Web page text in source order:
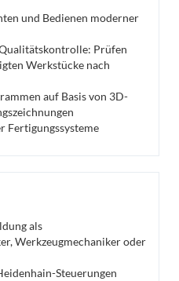
und Bedienen moderner
Prüfen
Werkstücke nach
auf Basis von 3D-
Fertigungssysteme
als
Werkzeugmechaniker oder
Steuerungen